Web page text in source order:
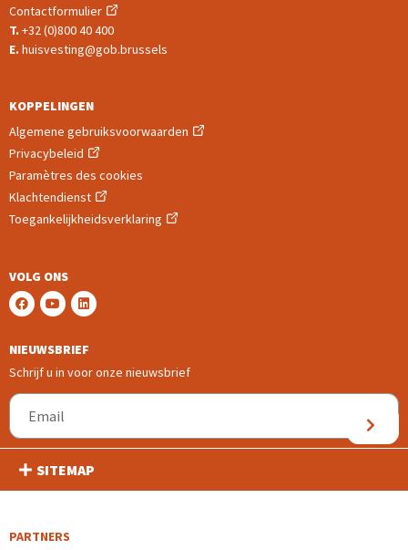
Contactformulier(nieuw venster)
T. +32 (0)800 40 400
E. huisvesting@gob.brussels
KOPPELINGEN
Algemene gebruiksvoorwaarden (nieuw venster)
Privacybeleid (nieuw venster)
Paramètres des cookies
Klachtendienst(nieuw venster)
Toegankelijkheidsverklaring (nieuw venster)
VOLG ONS
NIEUWSBRIEF
Schrijf u in voor onze nieuwsbrief
SITEMAP
PARTNERS